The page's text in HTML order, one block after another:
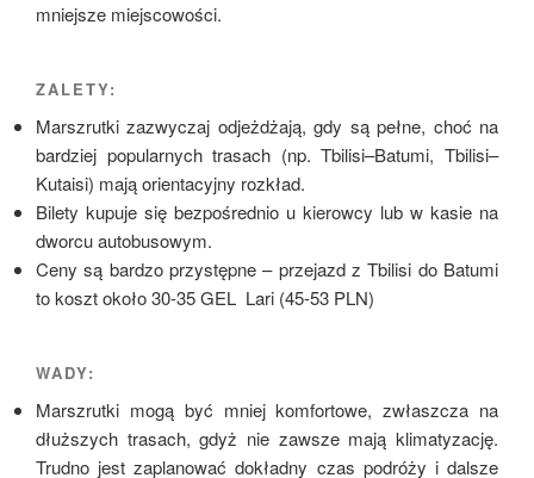
mniejsze miejscowości.
ZALETY:
Marszrutki zazwyczaj odjeżdżają, gdy są pełne, choć na
bardziej popularnych trasach (np. Tbilisi–Batumi, Tbilisi–
Kutaisi) mają orientacyjny rozkład.
Bilety kupuje się bezpośrednio u kierowcy lub w kasie na
dworcu autobusowym.
Ceny są bardzo przystępne – przejazd z Tbilisi do Batumi
to koszt około 30-35 GEL Lari (45-53 PLN)
WADY:
Marszrutki mogą być mniej komfortowe, zwłaszcza na
dłuższych trasach, gdyż nie zawsze mają klimatyzację.
Trudno jest zaplanować dokładny czas podróży i dalsze